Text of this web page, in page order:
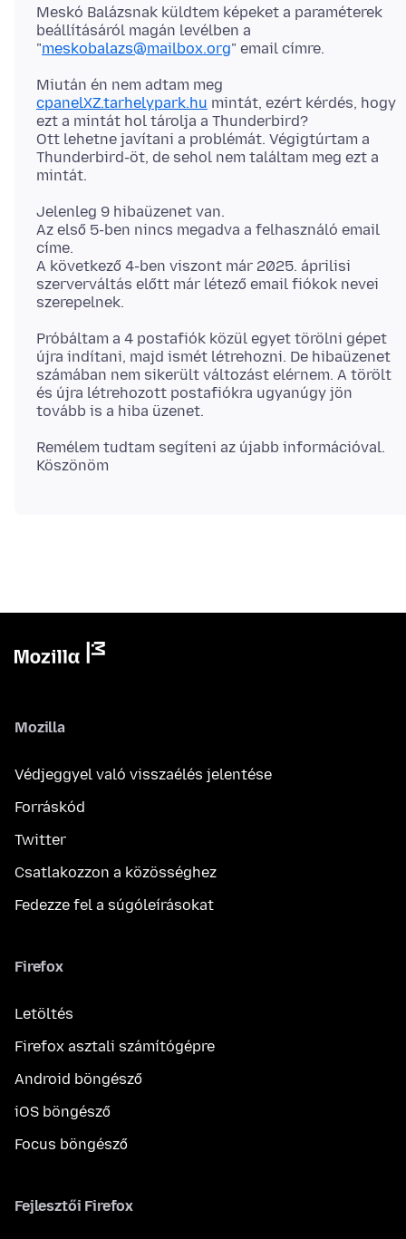
Meskó Balázsnak küldtem képeket a paraméterek
beállításáról magán levélben a
"meskobalazs@mailbox.org
cpanelXZ.tarhelypark.hu mintát, ezért kérdés, hogy
ezt a mintát hol tárolja a Thunderbird?
Ott lehetne javítani a problémát. Végigtúrtam a
Thunderbird-öt, de sehol nem találtam meg ezt a
Jelenleg 9 hibaüzenet van.
Az első 5-ben nincs megadva a felhasználó email
címe.
A következő 4-ben viszont már 2025. áprilisi
szerverváltás előtt már létező email fiókok nevei
Próbáltam a 4 postafiók közül egyet törölni gépet
újra indítani, majd ismét létrehozni. De hibaüzenet
számában nem sikerült változást elérnem. A törölt
és újra létrehozott postafiókra ugyanúgy jön
Remélem tudtam segíteni az újabb információval.
Mozilla
Védjeggyel való visszaélés jelentése
Forráskód
Twitter
Csatlakozzon a közösséghez
Fedezze fel a súgóleírásokat
Firefox
Letöltés
Firefox asztali számítógépre
Android böngésző
iOS böngésző
Focus böngésző
Fejlesztői Firefox